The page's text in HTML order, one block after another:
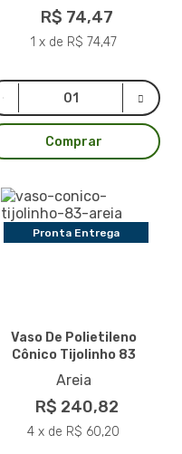
R$ 74,47
1 x de R$ 74,47
Comprar
Pronta Entrega
Vaso De Polietileno
Cônico Tijolinho 83
Areia
R$ 240,82
4 x de R$ 60,20